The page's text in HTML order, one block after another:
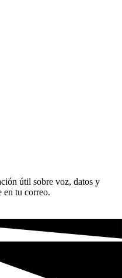
útil sobre voz, datos y
en tu correo.